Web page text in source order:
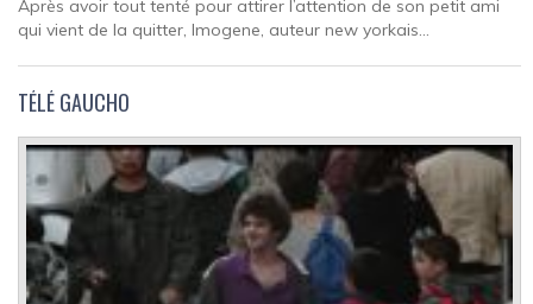
Après avoir tout tenté pour attirer l’attention de son petit ami
qui vient de la quitter, Imogene, auteur new yorkais...
TÉLÉ GAUCHO